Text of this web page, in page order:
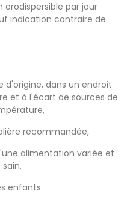
orodispersible par jour
indication contraire de
d'origine, dans un endroit
et à l'écart de sources de
recommandée,
alimentation variée et
enfants.